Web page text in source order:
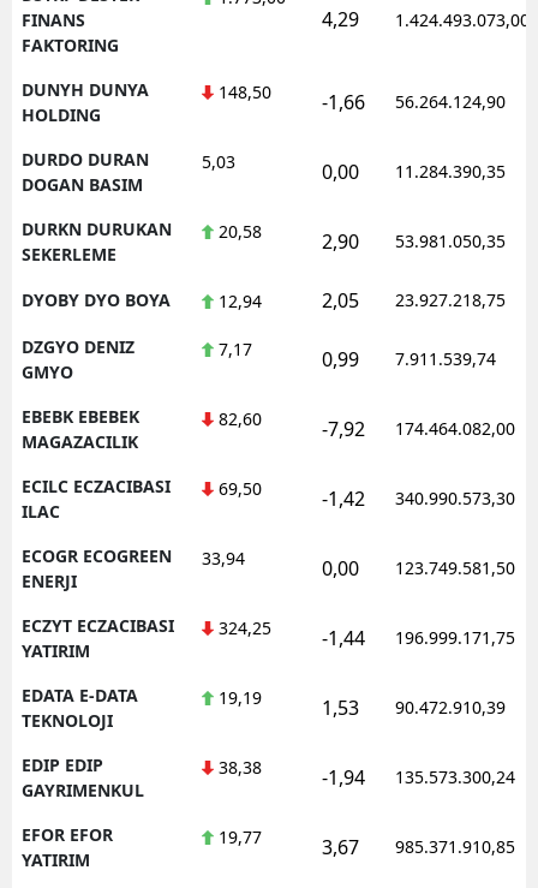
FINANS
FAKTORING
4,29 1.424.493.073,00
DUNYH DUNYA
HOLDING
148,50 -1,66 56.264.124,90
DURDO DURAN
DOGAN BASIM
5,03 0,00 11.284.390,35
DURKN DURUKAN
SEKERLEME
20,58 2,90 53.981.050,35
DYOBY DYO BOYA 12,94 2,05 23.927.218,75
DZGYO DENIZ
GMYO
7,17 0,99 7.911.539,74
EBEBK EBEBEK
MAGAZACILIK
82,60 -7,92 174.464.082,00
ECILC ECZACIBASI
ILAC
69,50 -1,42 340.990.573,30
ECOGR ECOGREEN
ENERJI
33,94 0,00 123.749.581,50
ECZYT ECZACIBASI
YATIRIM
324,25 -1,44 196.999.171,75
EDATA E-DATA
TEKNOLOJI
19,19 1,53 90.472.910,39
EDIP EDIP
GAYRIMENKUL
38,38 -1,94 135.573.300,24
EFOR EFOR
YATIRIM
19,77 3,67 985.371.910,85